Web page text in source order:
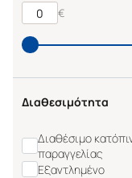
€
Διαθεσιμότητα
Διαθέσιμο
παραγγελίας
Εξαντλημένο